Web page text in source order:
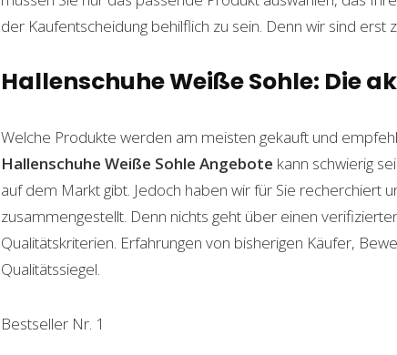
der Kaufentscheidung behilflich zu sein. Denn wir sind erst
Hallenschuhe Weiße Sohle: Die
Welche Produkte werden am meisten gekauft und
Hallenschuhe Weiße Sohle Angebote kann schwierig
auf dem Markt gibt. Jedoch haben wir für Sie recherchiert
zusammengestellt. Denn nichts geht über einen
Qualitätskriterien. Erfahrungen von bisherigen Käufer,
Qualitätssiegel.
Bestseller Nr. 1